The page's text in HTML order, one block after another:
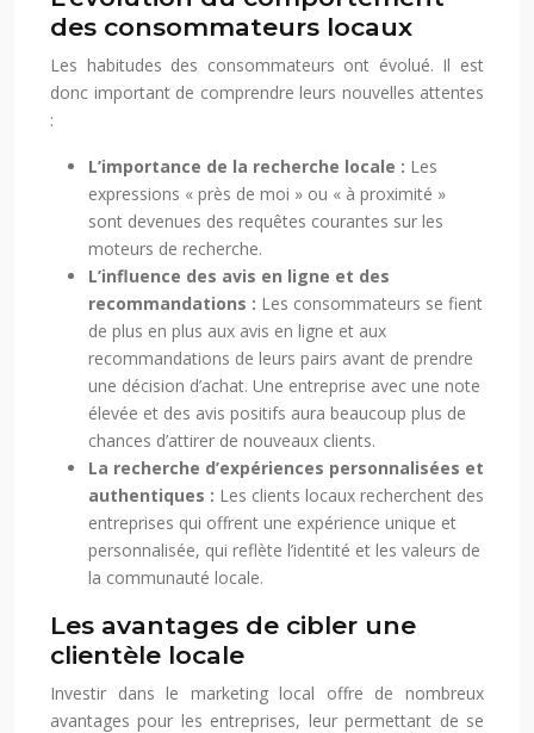
des consommateurs locaux
Les habitudes des consommateurs ont évolué. Il est
donc important de comprendre leurs nouvelles attentes
:
L’importance de la recherche locale : Les
expressions « près de moi » ou « à proximité »
sont devenues des requêtes courantes sur les
moteurs de recherche.
L’influence des avis en ligne et des
recommandations : Les consommateurs se fient
de plus en plus aux avis en ligne et aux
recommandations de leurs pairs avant de prendre
une décision d’achat. Une entreprise avec une note
élevée et des avis positifs aura beaucoup plus de
chances d’attirer de nouveaux clients.
La recherche d’expériences personnalisées et
authentiques : Les clients locaux recherchent des
entreprises qui offrent une expérience unique et
personnalisée, qui reflète l’identité et les valeurs de
la communauté locale.
Les avantages de cibler une
clientèle locale
Investir dans le marketing local offre de nombreux
avantages pour les entreprises, leur permettant de se